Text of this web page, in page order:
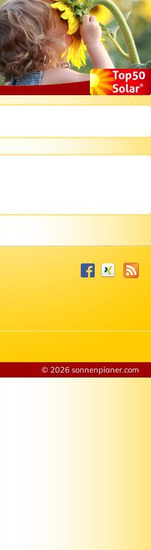
© 2026 sonnenplaner.com